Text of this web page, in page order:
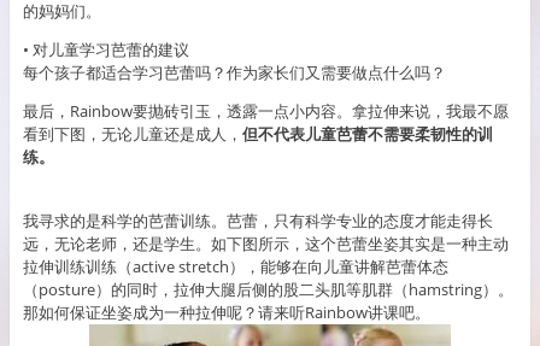
的妈妈们。
• 对儿童学习芭蕾的建议
每个孩子都适合学习芭蕾吗？作为家长们又需要做点什么吗？
最后，Rainbow要抛砖引玉，透露一点小内容。拿拉伸来说，我最不愿
看到下图，无论儿童还是成人， 但不代表儿童芭蕾不需要柔韧性的训
练。
我寻求的是科学的芭蕾训练。芭蕾，只有科学专业的态度才能走得长
远，无论老师，还是学生。如下图所示，这个芭蕾坐姿其实是一种主动
拉伸训练训练（active stretch），能够在向儿童讲解芭蕾体态
（posture）的同时，拉伸大腿后侧的股二头肌等肌群（hamstring）。
那如何保证坐姿成为一种拉伸呢？请来听Rainbow讲课吧。